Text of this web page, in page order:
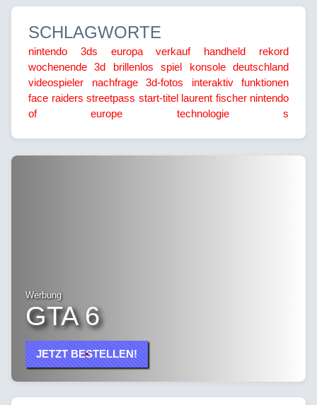
SCHLAGWORTE
nintendo 3ds europa verkauf handheld
rekord
wochenende
3d brillenlos spiel konsole
deutschland
videospieler
nachfrage 3d-fotos interaktiv
funktionen
face raiders streetpass start-titel laurent fischer nintendo
of europe
technologie s
Werbung
GTA 6
JETZT BESTELLEN!